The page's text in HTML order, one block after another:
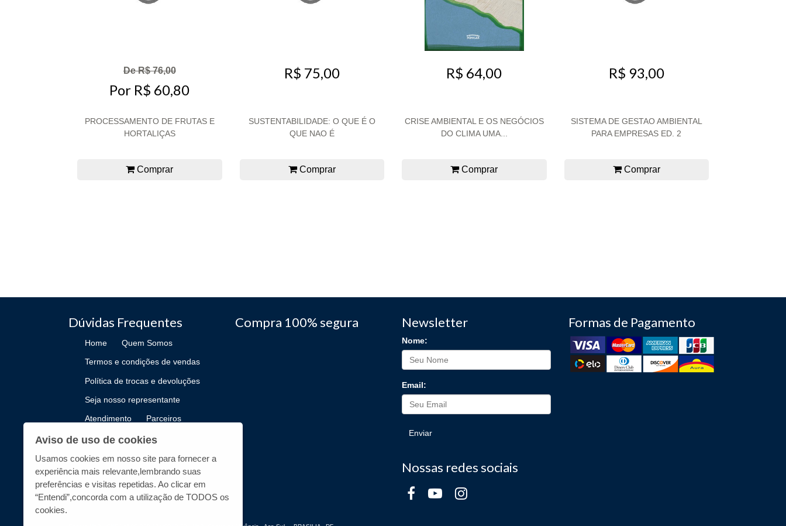
De R$ 76,00
Por R$ 60,80
PROCESSAMENTO DE FRUTAS E
HORTALIÇAS
Comprar
R$ 75,00
SUSTENTABILIDADE: O QUE É O
QUE NAO É
Comprar
R$ 64,00
CRISE AMBIENTAL E OS NEGÓCIOS
DO CLIMA UMA...
Comprar
R$ 93,00
SISTEMA DE GESTAO AMBIENTAL
PARA EMPRESAS ED. 2
Comprar
Dúvidas Frequentes
Home Quem Somos
Termos e condições de vendas
Política de trocas e devoluções
Seja nosso representante
Atendimento Parceiros
Como Publicar
Compra 100% segura Newsletter
Nome:
Email:
Enviar
Nossas redes sociais
Formas de Pagamento
Aviso de uso de cookies
Usamos cookies em nosso site para fornecer a
experiência mais relevante,lembrando suas
preferências e visitas repetidas. Ao clicar em
“Entendi”,concorda com a utilização de TODOS os
cookies.